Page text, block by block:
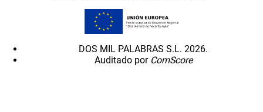
DOS MIL PALABRAS S.L. 2026.
Auditado por ComScore